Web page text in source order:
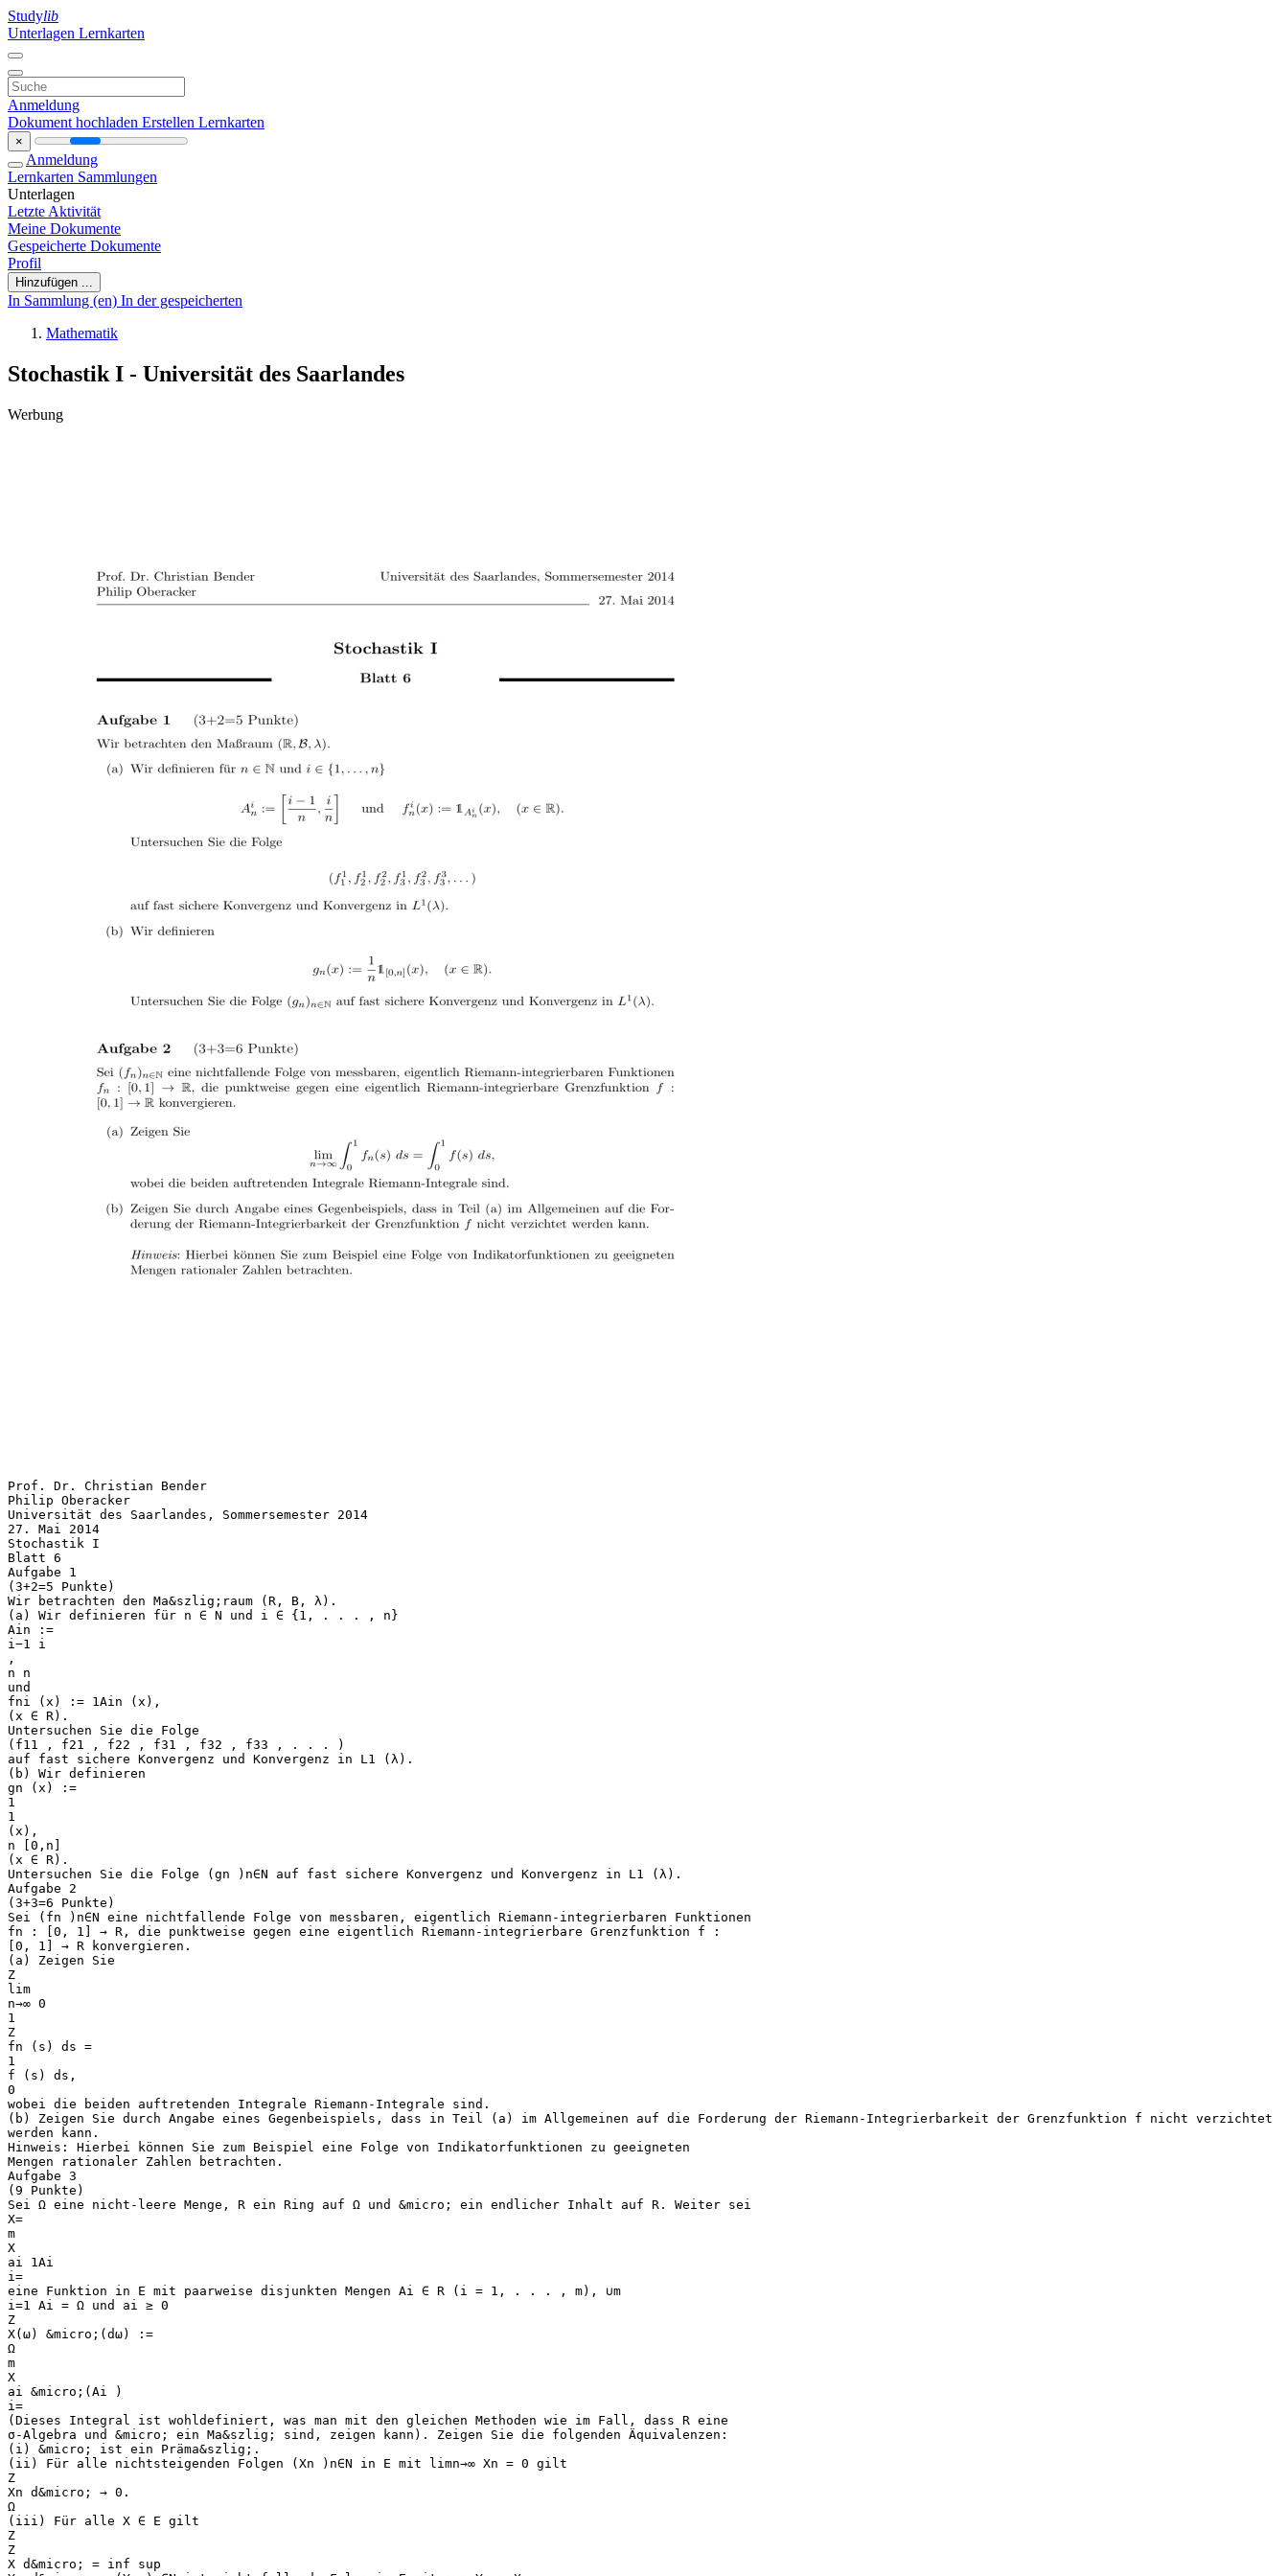
Studylib
Unterlagen Lernkarten
Anmeldung
Dokument hochladen Erstellen Lernkarten
×
Anmeldung
Lernkarten Sammlungen
Unterlagen
Letzte Aktivität
Meine Dokumente
Gespeicherte Dokumente
Profil
Hinzufügen ...
In Sammlung (en) In der gespeicherten
Mathematik
Stochastik I - Universität des Saarlandes
Werbung
Prof. Dr. Christian Bender
Philip Oberacker
Universität des Saarlandes, Sommersemester 2014
27. Mai 2014
Stochastik I
Blatt 6
Aufgabe 1
(3+2=5 Punkte)
Wir betrachten den Ma&szlig;raum (R, B, λ).
(a) Wir definieren für n ∈ N und i ∈ {1, . . . , n}
Ain :=
i−1 i
,
n n
und
fni (x) := 1Ain (x),
(x ∈ R).
Untersuchen Sie die Folge
(f11 , f21 , f22 , f31 , f32 , f33 , . . . )
auf fast sichere Konvergenz und Konvergenz in L1 (λ).
(b) Wir definieren
gn (x) :=
1
1
(x),
n [0,n]
(x ∈ R).
Untersuchen Sie die Folge (gn )n∈N auf fast sichere Konvergenz und Konvergenz in L1 (λ).
Aufgabe 2
(3+3=6 Punkte)
Sei (fn )n∈N eine nichtfallende Folge von messbaren, eigentlich Riemann-integrierbaren Funktionen
fn : [0, 1] → R, die punktweise gegen eine eigentlich Riemann-integrierbare Grenzfunktion f :
[0, 1] → R konvergieren.
(a) Zeigen Sie
Z
lim
n→∞ 0
1
Z
fn (s) ds =
1
f (s) ds,
0
wobei die beiden auftretenden Integrale Riemann-Integrale sind.
(b) Zeigen Sie durch Angabe eines Gegenbeispiels, dass in Teil (a) im Allgemeinen auf die Forderung der Riemann-Integrierbarkeit der Grenzfunktion f nicht verzichtet
werden kann.
Hinweis: Hierbei können Sie zum Beispiel eine Folge von Indikatorfunktionen zu geeigneten
Mengen rationaler Zahlen betrachten.
Aufgabe 3
(9 Punkte)
Sei Ω eine nicht-leere Menge, R ein Ring auf Ω und &micro; ein endlicher Inhalt auf R. Weiter sei
X=
m
X
ai 1Ai
i=
eine Funktion in E mit paarweise disjunkten Mengen Ai ∈ R (i = 1, . . . , m), ∪m
i=1 Ai = Ω und ai ≥ 0
Z
X(ω) &micro;(dω) :=
Ω
m
X
ai &micro;(Ai )
i=
(Dieses Integral ist wohldefiniert, was man mit den gleichen Methoden wie im Fall, dass R eine
σ-Algebra und &micro; ein Ma&szlig; sind, zeigen kann). Zeigen Sie die folgenden Äquivalenzen:
(i) &micro; ist ein Präma&szlig;.
(ii) Für alle nichtsteigenden Folgen (Xn )n∈N in E mit limn→∞ Xn = 0 gilt
Z
Xn d&micro; → 0.
Ω
(iii) Für alle X ∈ E gilt
Z
Z
X d&micro; = inf sup